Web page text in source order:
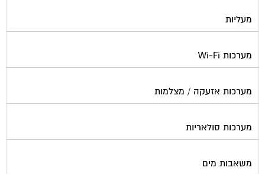
מעליות
מערכות Wi-Fi
מערכות אזעקה / מצלמות
מערכות סולאריות
משאבות מים